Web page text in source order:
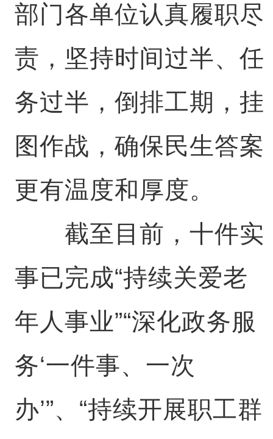
部门各单位认真履职尽
责，坚持时间过半、任
务过半，倒排工期，挂
图作战，确保民生答案
更有温度和厚度。
截至目前，十件实
事已完成“持续关爱老
年人事业”“深化政务服
务‘一件事、一次
办’”、“持续开展职工群